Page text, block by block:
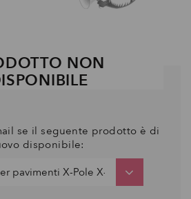
NON
se il seguente prodotto è di
disponibile: